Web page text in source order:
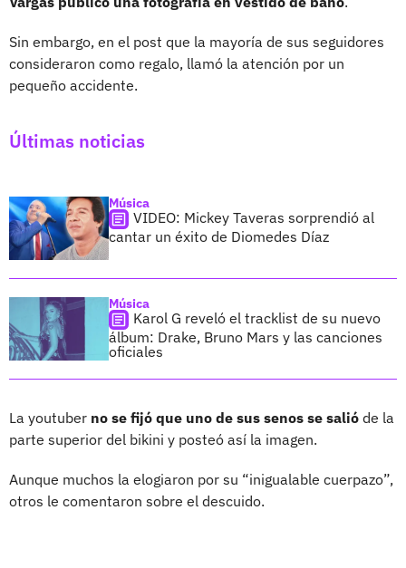
Sin embargo, en el post que la mayoría de sus seguidores
consideraron como regalo, llamó la atención por un
pequeño accidente.
Últimas noticias
Música
VIDEO: Mickey Taveras sorprendió al
cantar un éxito de Diomedes Díaz
Música
Karol G reveló el tracklist de su nuevo
álbum: Drake, Bruno Mars y las canciones
oficiales
La youtuber no se fijó que uno de sus senos se salió de la
parte superior del bikini y posteó así la imagen.
Aunque muchos la elogiaron por su “inigualable cuerpazo”,
otros le comentaron sobre el descuido.